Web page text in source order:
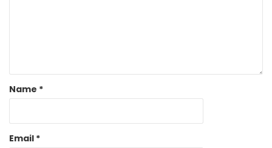
Name *
Email *